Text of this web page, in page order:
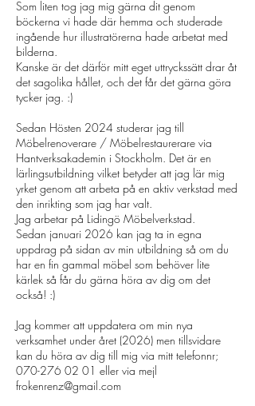
Som liten tog jag mig gärna dit genom
böckerna vi hade där hemma och studerade
ingående hur illustratörerna hade arbetat med
bilderna.
Kanske är det därför mitt eget uttryckssätt drar åt
det sagolika hållet, och det får det gärna göra
tycker jag. :)
Sedan Hösten 2024 studerar jag till
Möbelrenoverare / Möbelrestaurerare via
Hantverksakademin i Stockholm. Det är en
lärlingsutbildning vilket betyder att jag lär mig
yrket genom att arbeta på en aktiv verkstad med
den inrikting som jag har valt.
Jag arbetar på Lidingö Möbelverkstad.
Sedan januari 2026 kan jag ta in egna
uppdrag på sidan av min utbildning så om du
har en fin gammal möbel som behöver lite
kärlek så får du gärna höra av dig om det
också! :)
Jag kommer att uppdatera om min nya
verksamhet under året (2026) men tillsvidare
kan du höra av dig till mig via mitt telefonnr;
070-276 02 01 eller via mejl
frokenrenz@gmail.com